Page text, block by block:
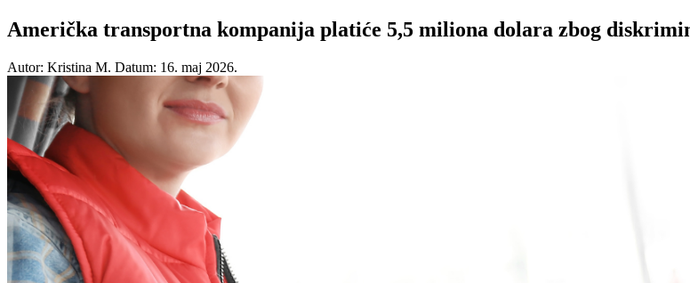
Američka transportna kompanija platiće 5,5 miliona dolara zbog
Autor: Kristina M. Datum: 16. maj 2026.